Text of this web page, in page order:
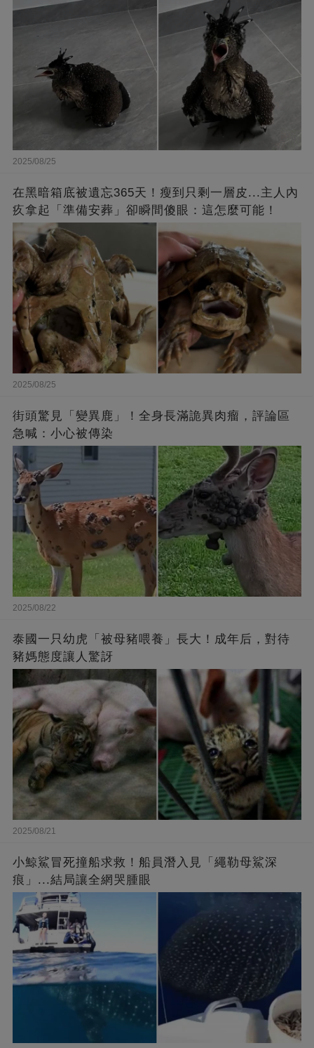
2025/08/25
在黑暗箱底被遺忘365天！瘦到只剩一層皮...主人內
疚拿起「準備安葬」卻瞬間傻眼：這怎麼可能！
2025/08/25
街頭驚見「變異鹿」！全身長滿詭異肉瘤，評論區
急喊：小心被傳染
2025/08/22
泰國一只幼虎「被母豬喂養」長大！成年后，對待
豬媽態度讓人驚訝
2025/08/21
小鯨鯊冒死撞船求救！船員潛入見「繩勒母鯊深
痕」...結局讓全網哭腫眼